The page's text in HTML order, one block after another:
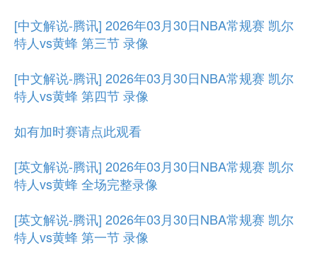
[中文解说-腾讯] 2026年03月30日NBA常规赛 凯尔
特人vs黄蜂 第三节 录像
[中文解说-腾讯] 2026年03月30日NBA常规赛 凯尔
特人vs黄蜂 第四节 录像
如有加时赛请点此观看
[英文解说-腾讯] 2026年03月30日NBA常规赛 凯尔
特人vs黄蜂 全场完整录像
[英文解说-腾讯] 2026年03月30日NBA常规赛 凯尔
特人vs黄蜂 第一节 录像